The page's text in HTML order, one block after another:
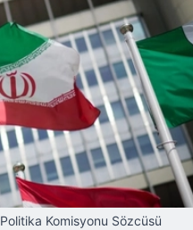
Komisyonu Sözcüsü